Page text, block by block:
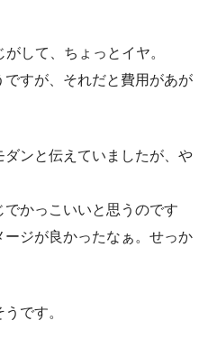
して、ちょっとイヤ。
すが、それだと費用があが
ンと伝えていましたが、や
かっこいいと思うのです
ジが良かったなぁ。せっか
です。